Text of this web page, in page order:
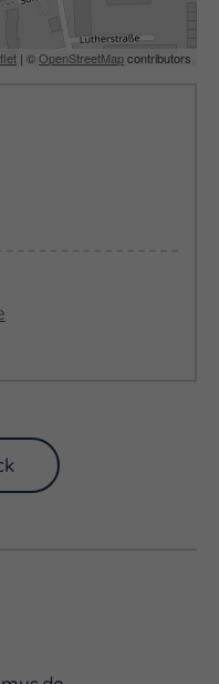
| ©OpenStreetMapcontributors